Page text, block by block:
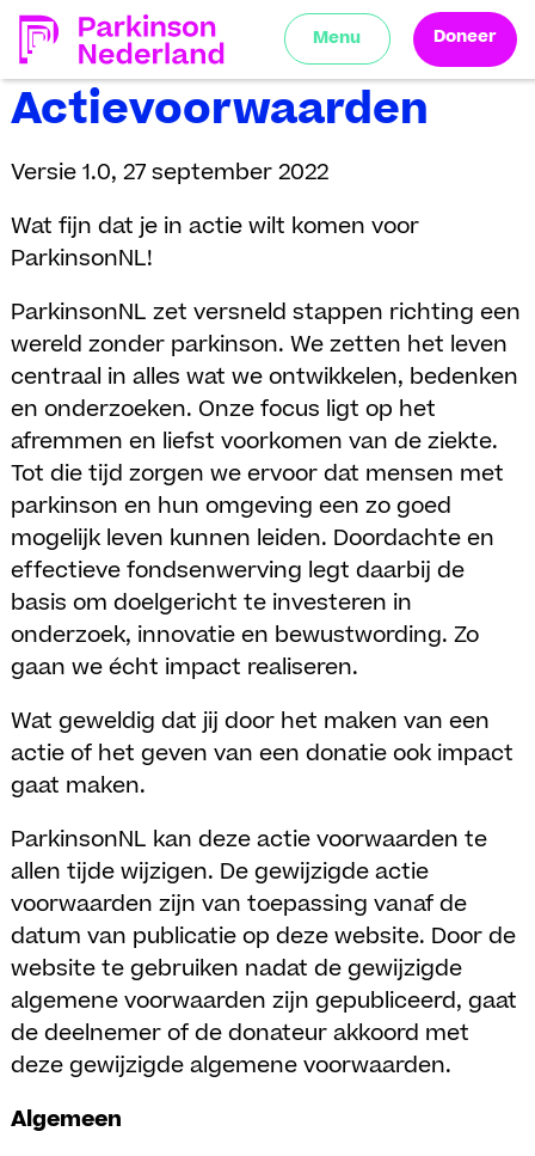
Menu Doneer
Actievoorwaarden
Versie 1.0, 27 september 2022
Wat fijn dat je in actie wilt komen voor
ParkinsonNL!
ParkinsonNL zet versneld stappen richting een
wereld zonder parkinson. We zetten het leven
centraal in alles wat we ontwikkelen, bedenken
en onderzoeken. Onze focus ligt op het
afremmen en liefst voorkomen van de ziekte.
Tot die tijd zorgen we ervoor dat mensen met
parkinson en hun omgeving een zo goed
mogelijk leven kunnen leiden. Doordachte en
effectieve fondsenwerving legt daarbij de
basis om doelgericht te investeren in
onderzoek, innovatie en bewustwording. Zo
gaan we écht impact realiseren.
Wat geweldig dat jij door het maken van een
actie of het geven van een donatie ook impact
gaat maken.
ParkinsonNL kan deze actie voorwaarden te
allen tijde wijzigen. De gewijzigde actie
voorwaarden zijn van toepassing vanaf de
datum van publicatie op deze website. Door de
website te gebruiken nadat de gewijzigde
algemene voorwaarden zijn gepubliceerd, gaat
de deelnemer of de donateur akkoord met
deze gewijzigde algemene voorwaarden.
Algemeen